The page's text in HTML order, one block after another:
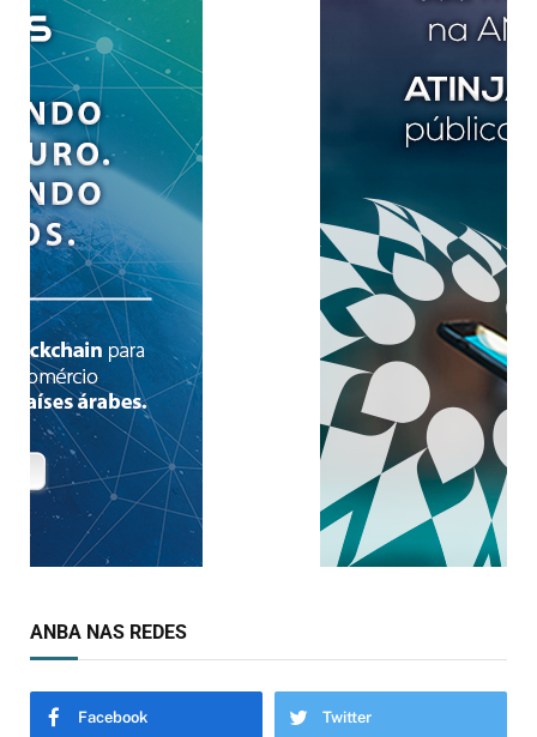
ANBA NAS REDES
Facebook Twitter